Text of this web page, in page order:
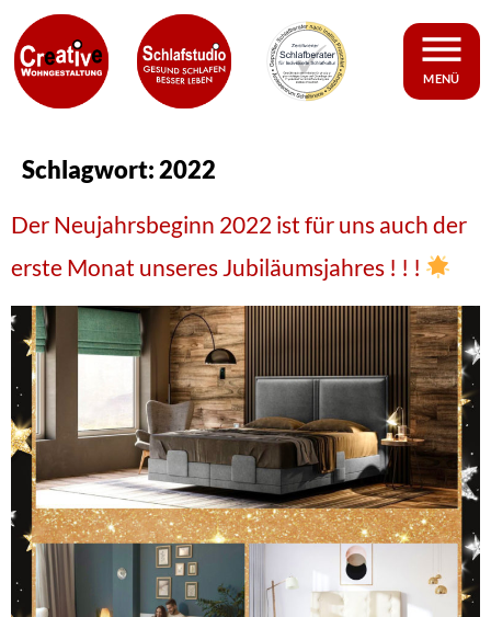
MENÜ
Schlagwort:2022
Der Neujahrsbeginn 2022 ist für uns auch der
erste Monat unseres Jubiläumsjahres ! ! !